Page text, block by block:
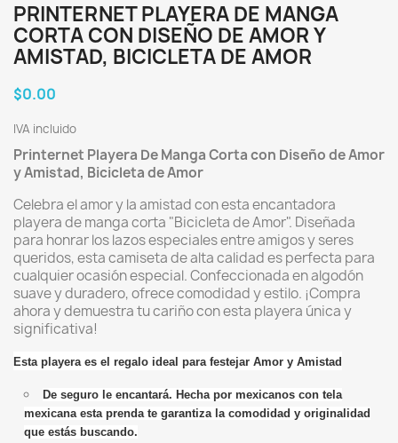
PRINTERNET PLAYERA DE MANGA
CORTA CON DISEÑO DE AMOR Y
AMISTAD, BICICLETA DE AMOR
$0.00
IVA incluido
Printernet Playera De Manga Corta con Diseño de Amor
y Amistad, Bicicleta de Amor
Celebra el amor y la amistad con esta encantadora
playera de manga corta "Bicicleta de Amor". Diseñada
para honrar los lazos especiales entre amigos y seres
queridos, esta camiseta de alta calidad es perfecta para
cualquier ocasión especial. Confeccionada en algodón
suave y duradero, ofrece comodidad y estilo. ¡Compra
ahora y demuestra tu cariño con esta playera única y
significativa!
Esta playera es el regalo ideal para festejar Amor y Amistad
De seguro le encantará. Hecha por mexicanos con tela
mexicana esta prenda te garantiza la comodidad y originalidad
que estás buscando.